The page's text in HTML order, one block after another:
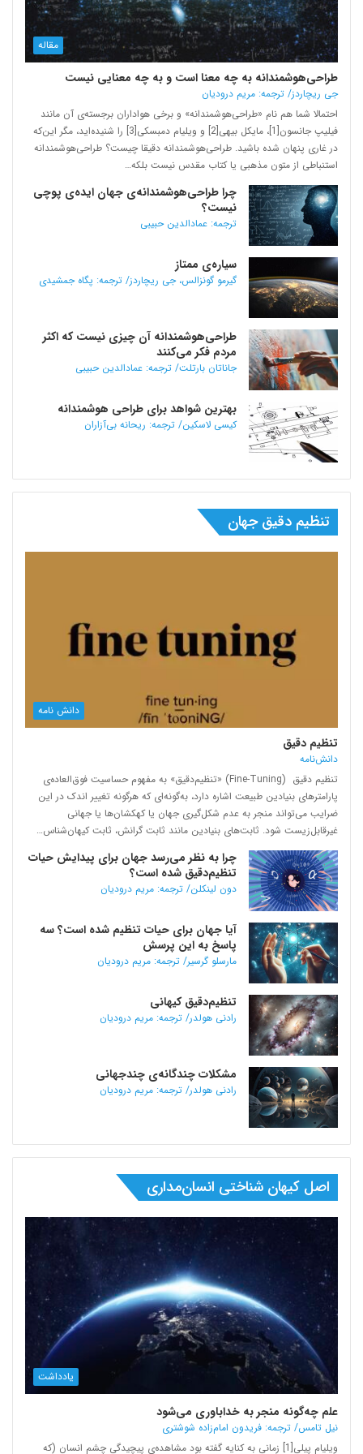
مقاله
طراحی‌هوشمندانه به چه معنا است و به چه معنایی نیست
جی ریچاردز/ ترجمه: مریم درودیان
احتمالا شما هم نام «طراحی‌هوشمندانه» و برخی هواداران برجسته‌ی آن مانند
فیلیپ جانسون[1]، مایکل بیهی[2] و ویلیام دمبسکی[3] را شنیده‌اید، مگر این‌که
در غاری پنهان شده باشید. طراحی‌هوشمندانه دقیقا چیست؟ طراحی‌هوشمندانه
استنباطی از متون مذهبی یا کتاب مقدس نیست بلکه…
چرا طراحی‌هوشمندانه‌ی جهان ایده‌ی پوچی
نیست؟
ترجمه: عمادالدین حبیبی
سیاره‌ی ممتاز
گیرمو گونزالس، جی ریچاردز/ ترجمه: پگاه جمشیدی
طراحی‌هوشمندانه آن چیزی نیست که اکثر
مردم فکر می‌کنند
جاناتان بارتلت/ ترجمه: عمادالدین حبیبی
بهترین شواهد برای طراحی هوشمندانه
کیسی لاسکین/ ترجمه: ریحانه بی‌آزاران
تنظیم دقیق جهان
دانش نامه
تنظیم دقیق
دانش‌نامه
تنظیم دقیق (Fine-Tuning) «تنظیم‌دقیق» به مفهوم حساسیت فوق‌العاده‌‌ی
پارامترهای بنیادین طبیعت اشاره دارد، به‌گونه‌ای که هرگونه تغییر اندک در این
ضرایب می‌تواند منجر به عدم شکل‌گیری جهان یا کهکشان‌ها یا جهانی
غیرقابل‌زیست شود. ثابت‌های بنیادین مانند ثابت گرانش، ثابت کیهان‌شناس…
چرا به نظر می‌رسد جهان برای پیدایش حیات
تنظیم‌دقیق شده است؟
دون لینکلن/ ترجمه: مریم درودیان
آیا جهان برای حیات تنظیم شده است؟ سه
پاسخ به این پرسش
مارسلو گرسیر/ ترجمه: مریم درودیان
تنظیم‌دقیق کیهانی
رادنی هولدر/ ترجمه: مریم درودیان
مشکلات چندگانه‌ی چندجهانی
رادنی هولدر/ ترجمه: مریم درودیان
اصل کیهان شناختی انسان‌مداری
یادداشت
علم چه‌گونه منجر به خداباوری می‌شود
نیل تامس/ ترجمه: فریدون امام‌زاده شوشتری
ویلیام پیلی[1] زمانی به کنایه گفته بود مشاهده‌ی پیچیدگی چشم انسان (که